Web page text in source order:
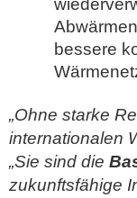
bessere
„Ohne starke
internationalen
„Sie sind die
zukunftsfähige